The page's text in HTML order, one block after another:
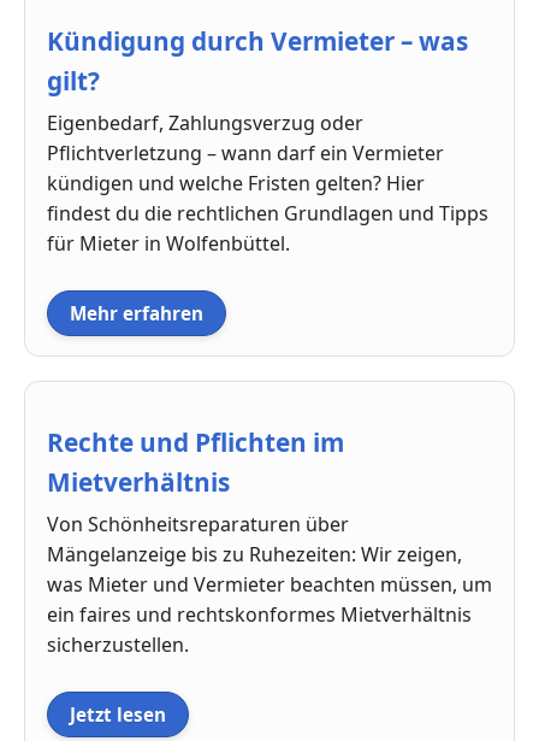
Kündigung durch Vermieter – was
gilt?
Eigenbedarf, Zahlungsverzug oder
Pflichtverletzung – wann darf ein Vermieter
kündigen und welche Fristen gelten? Hier
findest du die rechtlichen Grundlagen und Tipps
für Mieter in Wolfenbüttel.
Mehr erfahren
Rechte und Pflichten im
Mietverhältnis
Von Schönheitsreparaturen über
Mängelanzeige bis zu Ruhezeiten: Wir zeigen,
was Mieter und Vermieter beachten müssen, um
ein faires und rechtskonformes Mietverhältnis
sicherzustellen.
Jetzt lesen